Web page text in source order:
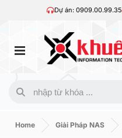
Dự án: 0909.00.99.35
Home Giải Pháp NAS